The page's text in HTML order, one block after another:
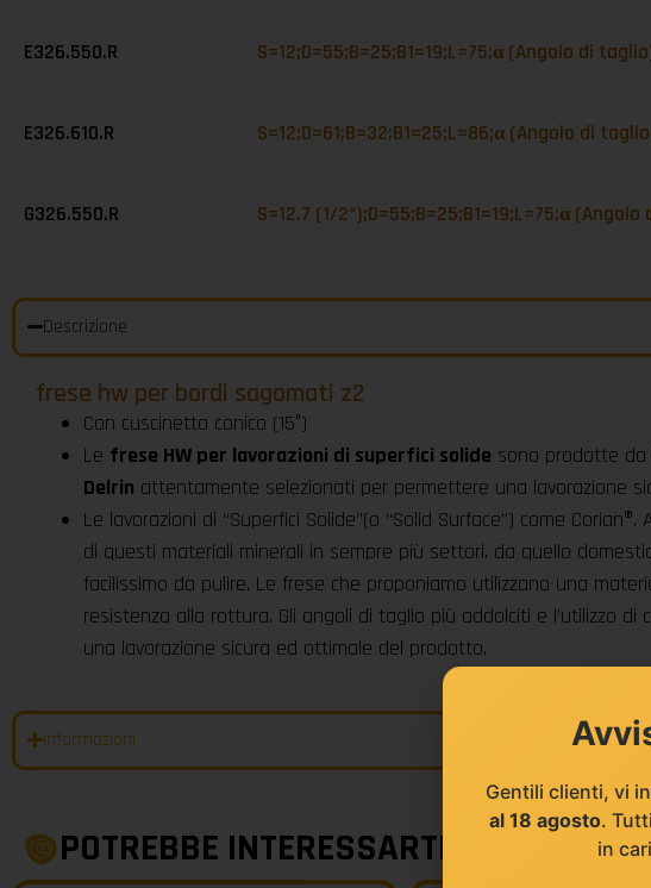
E326.550.R S=12;D=55;B=25;B1=19;L=75;α (Angolo di
E326.610.R S=12;D=61;B=32;B1=25;L=86;α (Angolo di
G326.550.R S=12.7 (1/2“);D=55;B=25;B1=19;L=75;α (Angolo
Descrizione
frese hw per bordi sagomati z2
Con cuscinetto conico (15°)
Le frese HW per lavorazioni di superfici solide sono prodotte da
Delrin attentamente selezionati per permettere una lavorazione
Le lavorazioni di “Superfici Solide”(o “Solid Surface”) come
di questi materiali minerali in sempre più settori. da quello
facilissimo da pulire. Le frese che proponiamo utilizzano una
resistenza alla rottura. Gli angoli di taglio più addolciti e l’utilizzo
una lavorazione sicura ed ottimale del prodotto.
Informazioni
POTREBBE INTERESSARTI
Gentili clienti, vi
al 18 agosto.
in